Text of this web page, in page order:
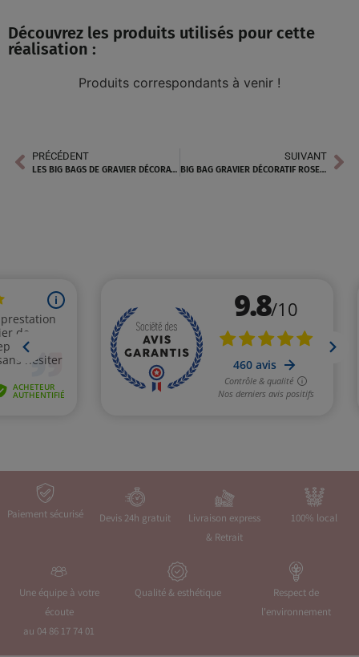
Découvrez les produits utilisés pour cette
réalisation :
Produits correspondants à venir !
PRÉCÉDENT
LES BIG BAGS DE GRAVIER DÉCORATIF ROSE À GAP
SUIVANT
BIG BAG GRAVIER DÉCORATIF ROSE À LIMOGES
Paiement sécurisé Devis 24h gratuit
Livraison express
& Retrait
100% local
Une équipe à votre
écoute
au 04 86 17 74 01
Qualité & esthétique
Respect de
l'environnement